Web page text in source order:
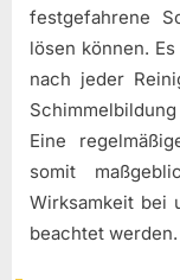
festgefahrene
lösen können.
nach jeder
Eine
somit
Wirksamkeit bei
beachtet werden.